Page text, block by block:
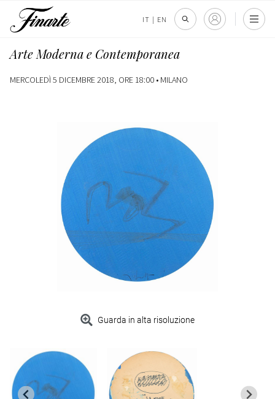
IT | EN
Arte Moderna e Contemporanea
MERCOLEDÌ 5 DICEMBRE 2018, ORE 18:00 • MILANO
Guarda in alta risoluzione